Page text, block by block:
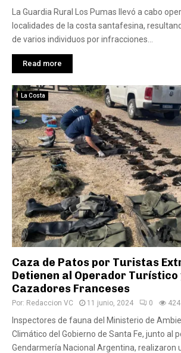
La Guardia Rural Los Pumas llevó a cabo
localidades de la costa santafesina,
de varios individuos por infracciones...
Read more
La Costa
Caza de Patos por Turistas
Detienen al Operador Turístico
Cazadores Franceses
Por: Redaccion VC 11 junio, 2024 0 424
Inspectores de fauna del Ministerio de
Climático del Gobierno de Santa Fe, junto al
Gendarmería Nacional Argentina, realizaron